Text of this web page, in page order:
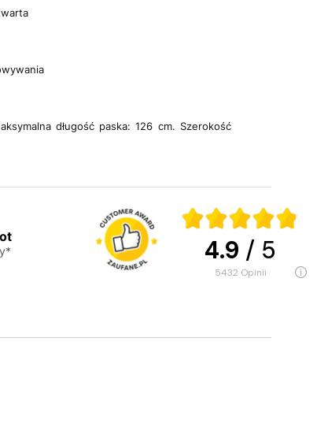
długość paska: 126 cm. Szerokość
4.9 / 5
5432 opinii